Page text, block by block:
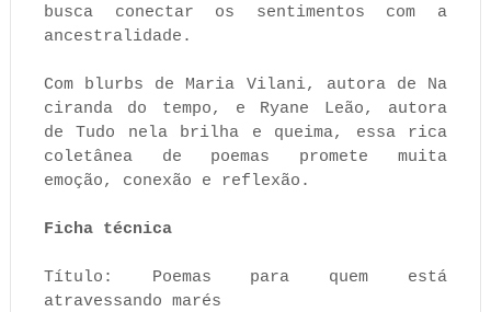
busca conectar os sentimentos com a
ancestralidade.
Com blurbs de Maria Vilani, autora de Na
ciranda do tempo, e Ryane Leão, autora
de Tudo nela brilha e queima, essa rica
coletânea de poemas promete muita
emoção, conexão e reflexão.
Ficha técnica
Título: Poemas para quem está
atravessando marés